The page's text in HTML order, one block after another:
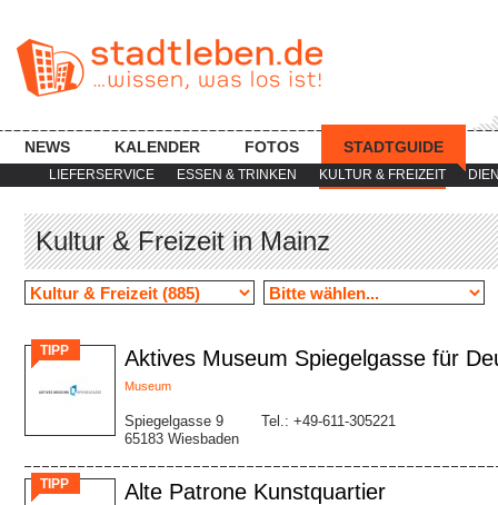
LIEFERSERVICE ESSEN & TRINKEN KULTUR & FREIZEIT
NEWS KALENDER FOTOS STADTGUIDE
Kultur & Freizeit in Mainz
TIPP Aktives Museum Spiegelgasse für
Museum
Spiegelgasse 9
65183 Wiesbaden
Tel.: +49-611-305221
TIPP Alte Patrone Kunstquartier